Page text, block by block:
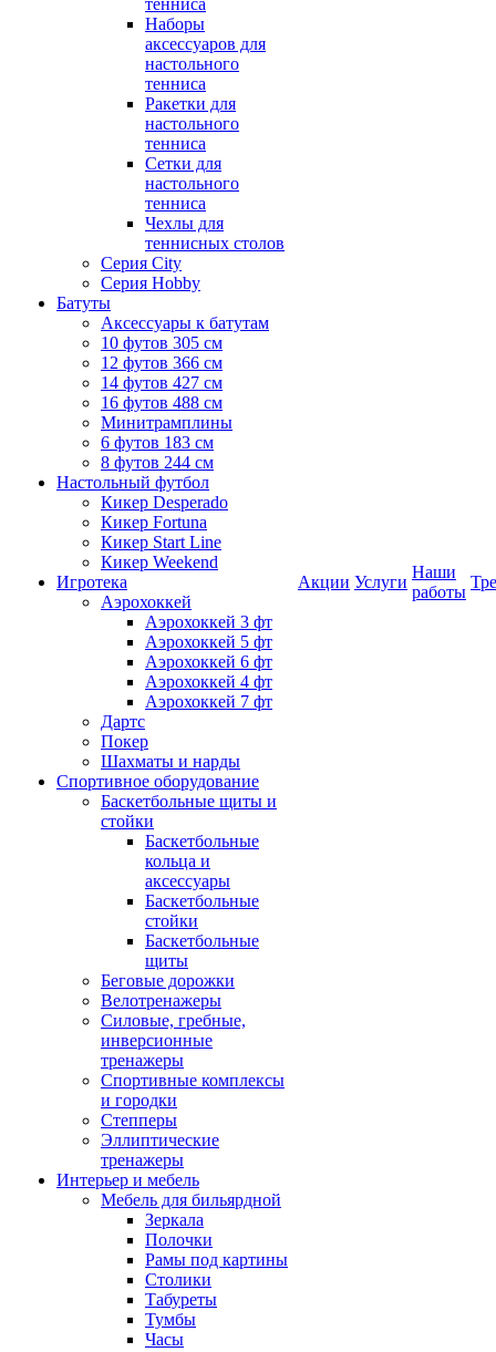
тенниса
Наборы
аксессуаров для
настольного
тенниса
Ракетки для
настольного
тенниса
Сетки для
настольного
тенниса
Чехлы для
теннисных столов
Серия City
Серия Hobby
Батуты
Аксессуары к батутам
10 футов 305 см
12 футов 366 см
14 футов 427 см
16 футов 488 см
Минитрамплины
6 футов 183 см
8 футов 244 см
Настольный футбол
Кикер Desperado
Кикер Fortuna
Кикер Start Line
Кикер Weekend
Игротека
Аэрохоккей
Аэрохоккей 3 фт
Аэрохоккей 5 фт
Аэрохоккей 6 фт
Аэрохоккей 4 фт
Аэрохоккей 7 фт
Дартс
Покер
Шахматы и нарды
Спортивное оборудование
Баскетбольные щиты и
стойки
Баскетбольные
кольца и
аксессуары
Баскетбольные
стойки
Баскетбольные
щиты
Беговые дорожки
Велотренажеры
Силовые, гребные,
инверсионные
тренажеры
Спортивные комплексы
и городки
Степперы
Эллиптические
тренажеры
Интерьер и мебель
Мебель для бильярдной
Зеркала
Полочки
Рамы под картины
Столики
Табуреты
Тумбы
Часы
Акции Услуги
Наши
работы